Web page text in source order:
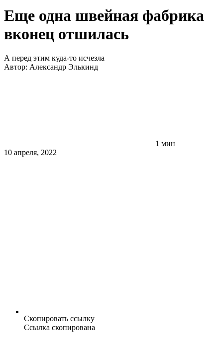
Еще одна швейная фабрика
вконец отшилась
А перед этим куда-то исчезла
Автор: Александр Элькинд
1 мин
10 апреля, 2022
Скопировать ссылку
Ссылка скопирована